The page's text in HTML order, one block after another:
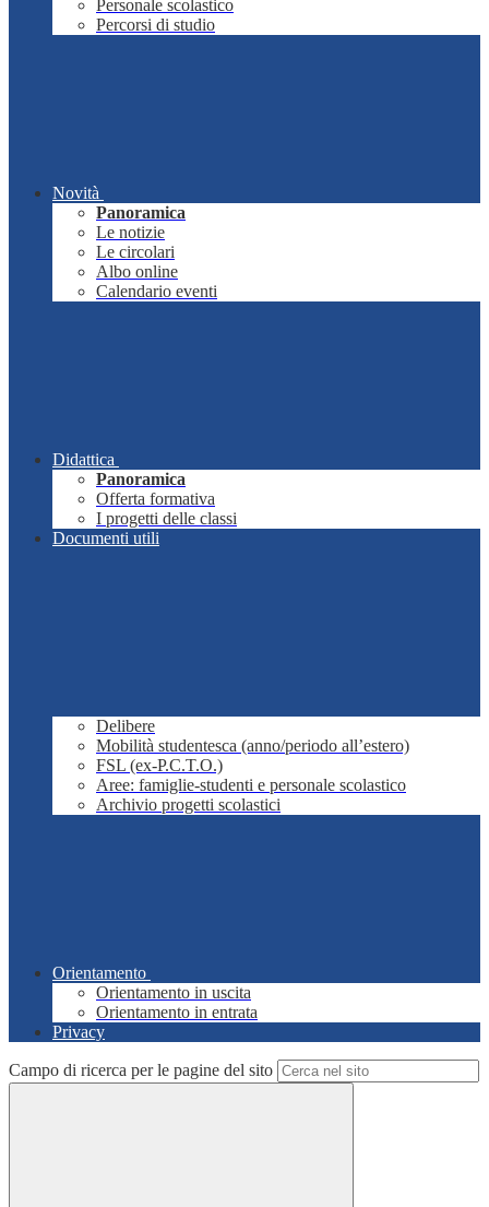
Personale scolastico
Percorsi di studio
Novità
Panoramica
Le notizie
Le circolari
Albo online
Calendario eventi
Didattica
Panoramica
Offerta formativa
I progetti delle classi
Documenti utili
Delibere
Mobilità studentesca (anno/periodo all’estero)
FSL (ex-P.C.T.O.)
Aree: famiglie-studenti e personale scolastico
Archivio progetti scolastici
Orientamento
Orientamento in uscita
Orientamento in entrata
Privacy
Campo di ricerca per le pagine del sito